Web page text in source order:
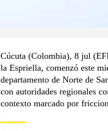
Cúcuta (Colombia), 8 jul
la Espriella, comenzó este
departamento de Norte de
con autoridades regionales
contexto marcado por